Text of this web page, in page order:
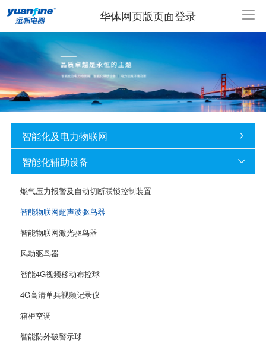
华体网页版页面登录
智能化及电力物联网 
智能化辅助设备 
燃气压力报警及自动切断联锁控制装置
智能物联网超声波驱鸟器
智能物联网激光驱鸟器
风动驱鸟器
智能4G视频移动布控球
4G高清单兵视频记录仪
箱柜空调
智能防外破警示球